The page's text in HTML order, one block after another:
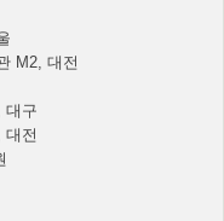
M2, 대전
대구
대전